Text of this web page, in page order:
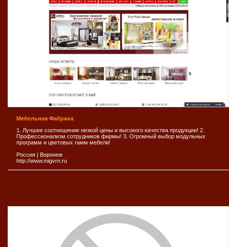
Мебельная Фабрика
1. Лучшее соотношение низкой цены и высокого качества продукции! 2.
Профессионализм сотрудников фирмы! 3. Огромный выбор модульных
программ и цветовых гамм мебели!
Россия | Воронеж
http://www.migvrn.ru